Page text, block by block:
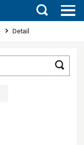
Suchen
Detail